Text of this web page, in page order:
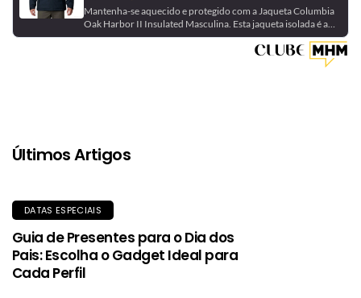
Mantenha-se aquecido e protegido com a Jaqueta Columbia
Oak Harbor II Insulated Masculina. Esta jaqueta isolada é a
escolha perfeita para dias frios e úmidos, oferecendo calor
eficiente e resistência à água. Equipada com isolamento
sintético de alta qualidade, proporciona aquecimento mesmo
Últimos Artigos
DATAS ESPECIAIS
Guia de Presentes para o Dia dos
Pais: Escolha o Gadget Ideal para
Cada Perfil